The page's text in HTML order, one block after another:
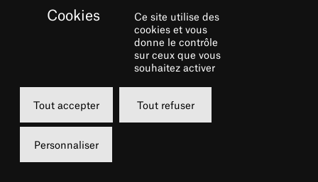
RÉSERVER
Samedi
Ce site utilise des
cookies et vous
donne le contrôle
sur ceux que vous
souhaitez activer
Tout accepter Tout refuser
Personnaliser